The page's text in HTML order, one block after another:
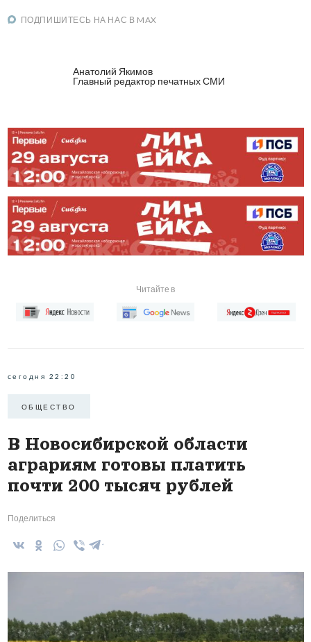
ПОДПИШИТЕСЬ НА НАС В MAX
Анатолий Якимов
Главный редактор печатных СМИ
Читайте в
сегодня 22:20
ОБЩЕСТВО
В Новосибирской области
аграриям готовы платить
почти 200 тысяч рублей
Поделиться